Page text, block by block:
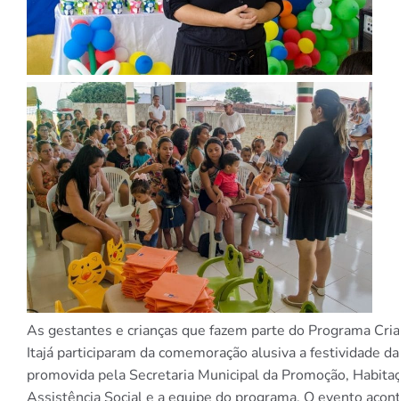
As gestantes e crianças que fazem parte do Programa
Itajá participaram da comemoração alusiva a festividade
promovida pela Secretaria Municipal da Promoção,
Assistência Social e a equipe do programa. O evento